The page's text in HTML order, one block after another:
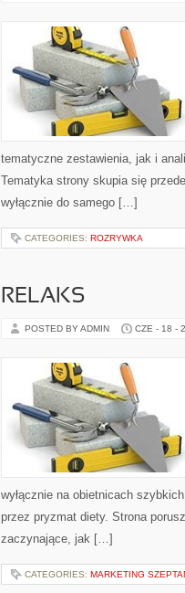
tematyczne zestawienia, jak i
Tematyka strony skupia się
wyłącznie do samego […]
CATEGORIES: ROZRYWKA
RELAKS
POSTED BY ADMIN CZE - 18 -
wyłącznie na obietnicach
przez pryzmat diety. Strona
zaczynające, jak […]
CATEGORIES: MARKETING